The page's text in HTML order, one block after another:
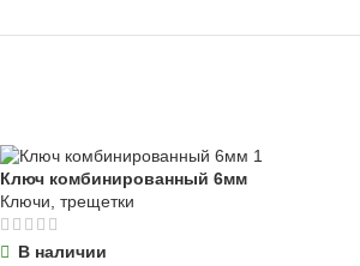
Ключ комбинированный 6мм
Ключи, трещетки
В наличии